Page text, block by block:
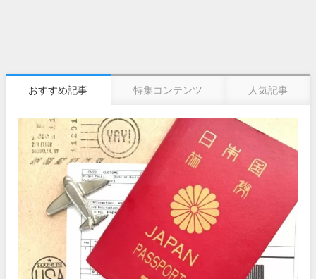
おすすめ記事 特集コンテンツ 人気記事